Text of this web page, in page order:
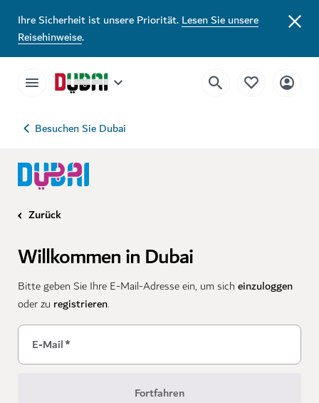
Ihre Sicherheit ist unsere Priorität.Lesen Sie unsere
Reisehinweise.
Besuchen Sie Dubai
Zurück
Willkommen in Dubai
Bitte geben Sie Ihre E-Mail-Adresse ein, um sich einzuloggen
oder zu registrieren.
E-Mail*
Fortfahren